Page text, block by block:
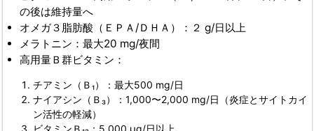
の後は維持量へ
オメガ３脂肪酸（ＥＰＡ/ＤＨＡ）：２ g/日以上
メラトニン：最大20 mg/夜間
高用量Ｂ群ビタミン：
チアミン（Ｂ₁）：最大500 mg/日
ナイアシン（Ｂ₃）：1,000〜2,000 mg/日（炎症とサイトカイ
ン活性の軽減）